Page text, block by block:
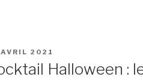
2021
Halloween :